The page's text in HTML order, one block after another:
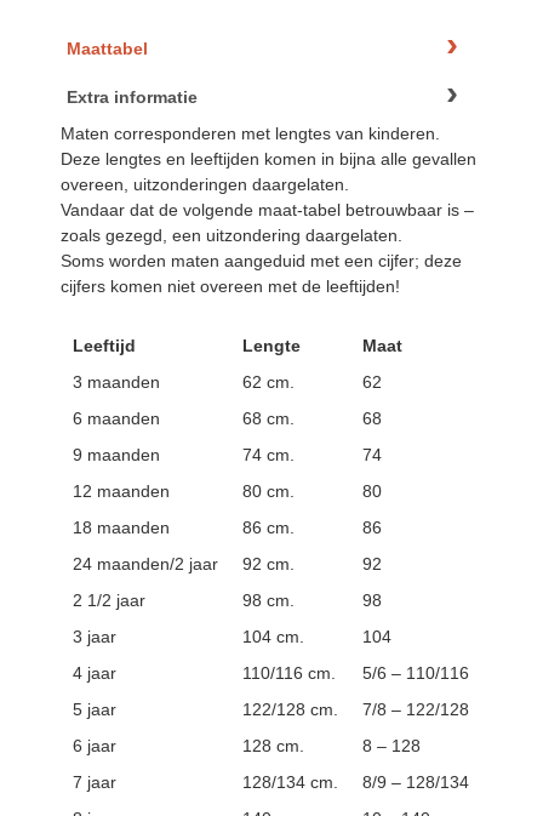
Maattabel
Extra informatie
Maten corresponderen met lengtes van kinderen.
Deze lengtes en leeftijden komen in bijna alle gevallen
overeen, uitzonderingen daargelaten.
Vandaar dat de volgende maat-tabel betrouwbaar is –
zoals gezegd, een uitzondering daargelaten.
Soms worden maten aangeduid met een cijfer; deze
cijfers komen niet overeen met de leeftijden!
Leeftijd Lengte
Maat
3 maanden
62 cm.
62
6 maanden
68 cm.
68
9 maanden
74 cm.
74
12 maanden
80 cm.
80
18 maanden
86 cm.
86
24 maanden/2 jaar
92 cm.
92
2 1/2 jaar
98 cm.
98
3 jaar
104 cm.
104
4 jaar
110/116 cm.
5/6 – 110/116
5 jaar
122/128 cm.
7/8 – 122/128
6 jaar
128 cm.
8 – 128
7 jaar
128/134 cm.
8/9 – 128/134